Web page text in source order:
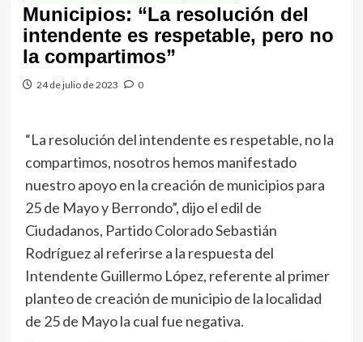
Municipios: “La resolución del
intendente es respetable, pero no
la compartimos”
24 de julio de 2023 0
“La resolución del intendente es respetable, no la
compartimos, nosotros hemos manifestado
nuestro apoyo en la creación de municipios para
25 de Mayo y Berrondo”, dijo el edil de
Ciudadanos, Partido Colorado Sebastián
Rodríguez al referirse a la respuesta del
Intendente Guillermo López, referente al primer
planteo de creación de municipio de la localidad
de 25 de Mayo la cual fue negativa.